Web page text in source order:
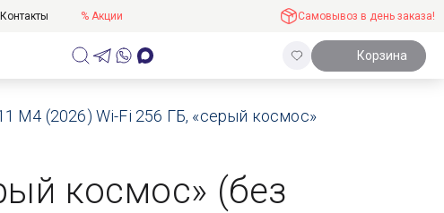
Контакты % Акции Самовывоз в день заказа!
Корзина
M4 (2026) Wi-Fi 256 ГБ, «серый космос»
космос» (без